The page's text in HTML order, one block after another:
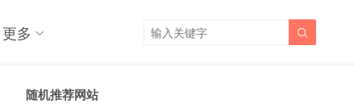
更多 
随机推荐网站